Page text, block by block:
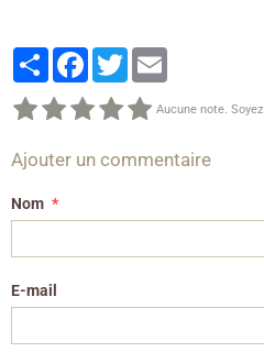
PartagerFacebook
Twitter
Aucune note.
Ajouter un commentaire
Nom
E-mail